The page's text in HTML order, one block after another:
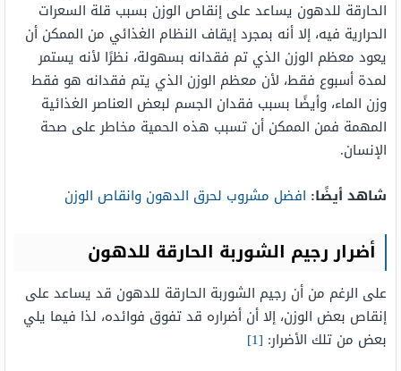
الحارقة للدهون يساعد على إنقاص الوزن بسبب قلة السعرات
الحرارية فيه، إلا أنه بمجرد إيقاف النظام الغذائي من الممكن أن
يعود معظم الوزن الذي تم فقدانه بسهولة، نظرًا لأنه يستمر
لمدة أسبوع فقط، لأن معظم الوزن الذي يتم فقدانه هو فقط
وزن الماء، وأيضًا بسبب فقدان الجسم لبعض العناصر الغذائية
المهمة فمن الممكن أن تسبب هذه الحمية مخاطر على صحة
الإنسان.
شاهد أيضًا: افضل مشروب لحرق الدهون وانقاص الوزن
أضرار رجيم الشوربة الحارقة للدهون
على الرغم من أن رجيم الشوربة الحارقة للدهون قد يساعد على
إنقاص بعض الوزن، إلا أن أضراره قد تفوق فوائده، لذا فيما يلي
بعض من تلك الأضرار: [1]